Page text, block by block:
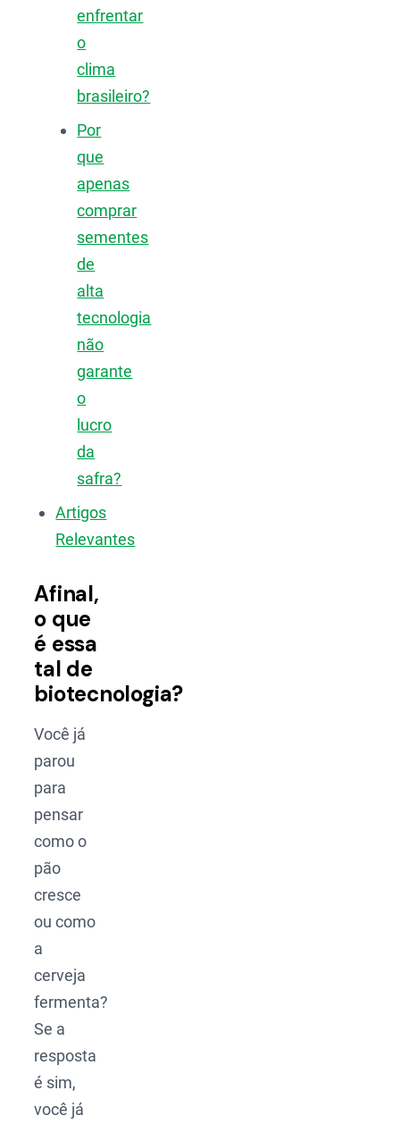
enfrentar
o
clima
brasileiro?
Por
que
apenas
comprar
sementes
de
alta
tecnologia
não
garante
o
lucro
da
safra?
Artigos
Relevantes
Afinal,
o que
é essa
tal de
biotecnologia?
Você já
parou
para
pensar
como o
pão
cresce
ou como
a
cerveja
fermenta?
Se a
resposta
é sim,
você já